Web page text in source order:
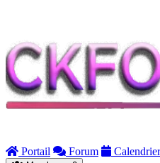
Portail Forum Calendrier